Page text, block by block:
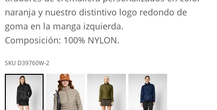
naranja y nuestro distintivo logo redondo de
goma en la manga izquierda.
Composición: 100% NYLON.
D39760W-2